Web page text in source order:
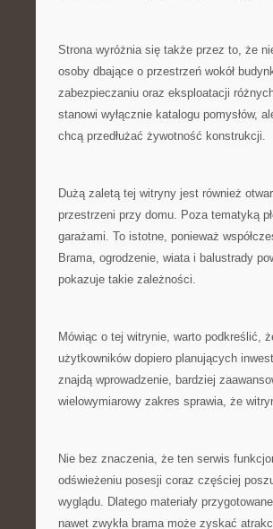
Strona wyróżnia się także przez to, że
osoby dbające o przestrzeń wokół
zabezpieczaniu oraz eksploatacji
stanowi wyłącznie katalogu pomysłów,
chcą przedłużać żywotność konstrukcji.
Dużą zaletą tej witryny jest również
przestrzeni przy domu. Poza tematyką
garażami. To istotne, ponieważ
Brama, ogrodzenie, wiata i balustrady
pokazuje takie zależności.
Mówiąc o tej witrynie, warto podkreślić,
użytkowników dopiero planujących
znajdą wprowadzenie, bardziej
wielowymiarowy zakres sprawia, że
Nie bez znaczenia, że ten serwis
odświeżeniu posesji coraz częściej
wyglądu. Dlatego materiały
nawet zwykła brama może zyskać